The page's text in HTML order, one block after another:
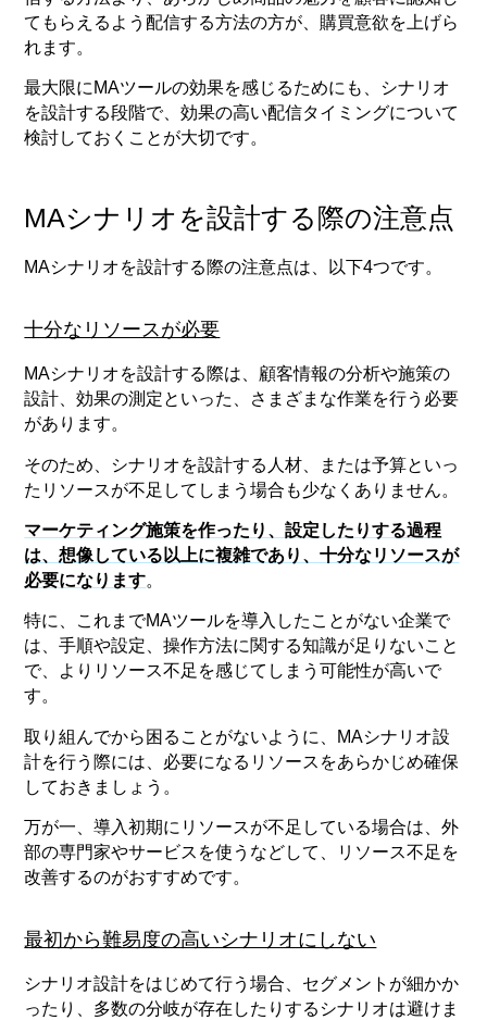
てもらえるよう配信する方法の方が、購買意欲を上げら
れます。
最大限にMAツールの効果を感じるためにも、シナリオ
を設計する段階で、効果の高い配信タイミングについて
検討しておくことが大切です。
MAシナリオを設計する際の注意点
MAシナリオを設計する際の注意点は、以下4つです。
十分なリソースが必要
MAシナリオを設計する際は、顧客情報の分析や施策の
設計、効果の測定といった、さまざまな作業を行う必要
があります。
そのため、シナリオを設計する人材、または予算といっ
たリソースが不足してしまう場合も少なくありません。
マーケティング施策を作ったり、設定したりする過程
は、想像している以上に複雑であり、十分なリソースが
必要になります。
特に、これまでMAツールを導入したことがない企業で
は、手順や設定、操作方法に関する知識が足りないこと
で、よりリソース不足を感じてしまう可能性が高いで
す。
取り組んでから困ることがないように、MAシナリオ設
計を行う際には、必要になるリソースをあらかじめ確保
しておきましょう。
万が一、導入初期にリソースが不足している場合は、外
部の専門家やサービスを使うなどして、リソース不足を
改善するのがおすすめです。
最初から難易度の高いシナリオにしない
シナリオ設計をはじめて行う場合、セグメントが細かか
ったり、多数の分岐が存在したりするシナリオは避けま